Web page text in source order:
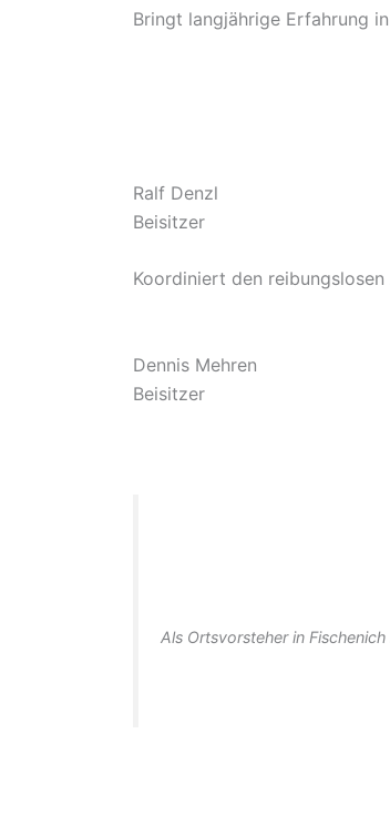
Bringt langjährige Erfahrung
Ralf Denzl
Beisitzer
Koordiniert den
Dennis Mehren
Beisitzer
Als Ortsvorsteher in